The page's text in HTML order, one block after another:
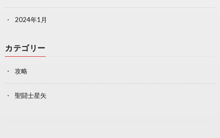
2024年1月
カテゴリー
攻略
聖闘士星矢